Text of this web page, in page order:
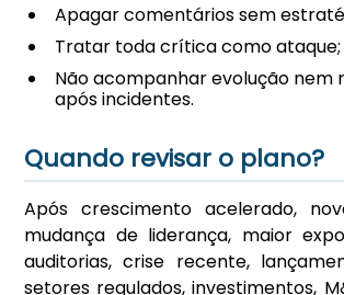
Apagar comentários sem
Tratar toda crítica como ataque;
Não acompanhar evolução nem
após incidentes.
Quando revisar o plano?
Após crescimento acelerado,
mudança de liderança, maior
auditorias, crise recente,
setores regulados, investimentos,